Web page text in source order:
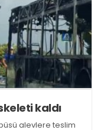
kaldı
alevlere teslim